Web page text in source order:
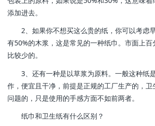
添加进去。
2、如果你不想买这么贵的纸，你可以考
有50%的木浆，这是常见的一种纸巾。市面上
比较少的。
3、还有一种是以草浆为原料。一般这种纸
作，便宜且干净，前提是正规的工厂生产的，卫生方
问题的，只是使用的手感方面不如前两者。
纸巾和卫生纸有什么区别？